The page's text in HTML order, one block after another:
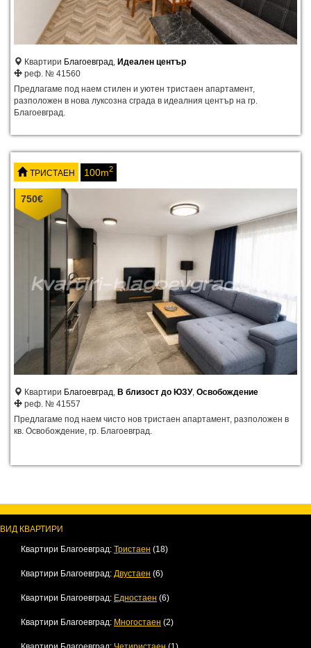
Квартири Благоевград, Идеален център
реф. № 41560
Предлагаме под наем стилен и уютен тристаен апартамент,
разположен в нова луксозна сграда в идеалния център на гр.
Благоевград.
ТРИСТАЕН 100m2
750€
Квартири Благоевград, В близост до ЮЗУ, Освобождение
реф. № 41557
Предлагаме под наем чисто нов тристаен апартамент, разположен в
кв. Освобождение, гр. Благоевград.
ВИД КВАРТИРИ
Квартири Благоевград: Тристаен (18)
Квартири Благоевград: Двустаен (6)
Квартири Благоевград: Едностаен (6)
Квартири Благоевград: Многостаен (2)